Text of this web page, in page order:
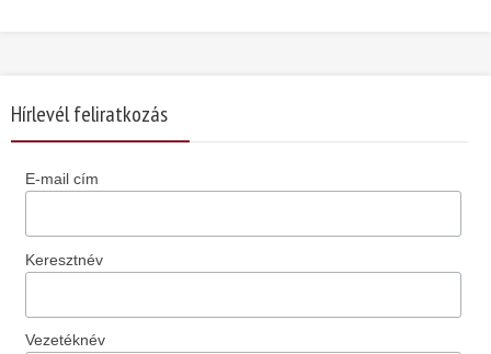
Hírlevél feliratkozás
E-mail cím
Keresztnév
Vezetéknév